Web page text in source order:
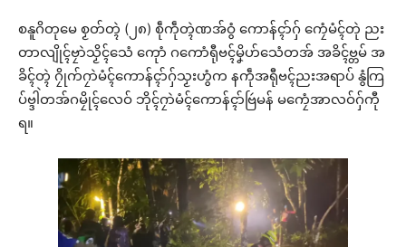
စနူဂိတုမေ စၟတ်တ္ၚဲ (၂၈) စဵုကဵုတ္ၚဲဏအ်ဝွံ ကောန်ၚာ်ဂှ် ကၠေံမံၚ်တုဲ ညး
တာလျိုၚ်ဗၠာဲသၟိၚ်သေံ ကေုာံ ဂကောံရီုဗၚ်မၞိဟ်သေံတအ် အခိၚ်ဗ္တမ် အ
ခိၚ်တ္ၚဲ ဂၠိုက်ဂၠာဲမံၚ်ကောန်ၚာ်ဂှ်သၟးဟွံက နကဵုအရီုဗၚ်ညးအရာပ် နွံကြ
ပ်ဗ္ဒါဲတအ်ဂမၠိုၚ်လေဝ် ဘိုၚ်ဂၠာဲမံၚ်ကောန်ၚာ်ဗြဴမန် မကၠေံအာလဝ်ဂှ်ကီု
ရ။